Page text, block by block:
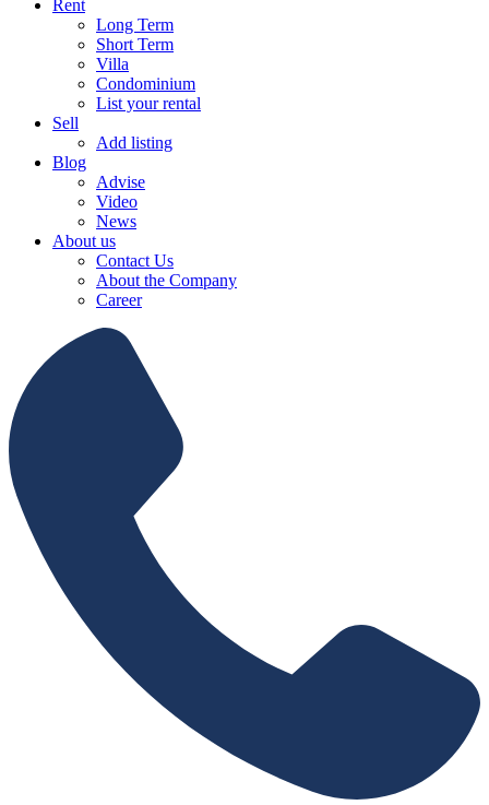
Rent
Long Term
Short Term
Villa
Condominium
List your rental
Sell
Add listing
Blog
Advise
Video
News
About us
Contact Us
About the Company
Career